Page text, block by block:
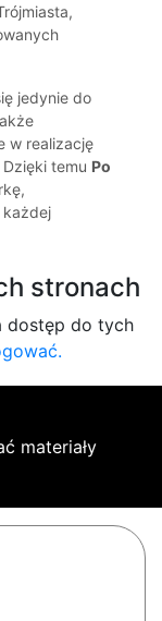
jedynie do
w realizację
temu Po
każdej
stronach
dostęp do tych
materiały